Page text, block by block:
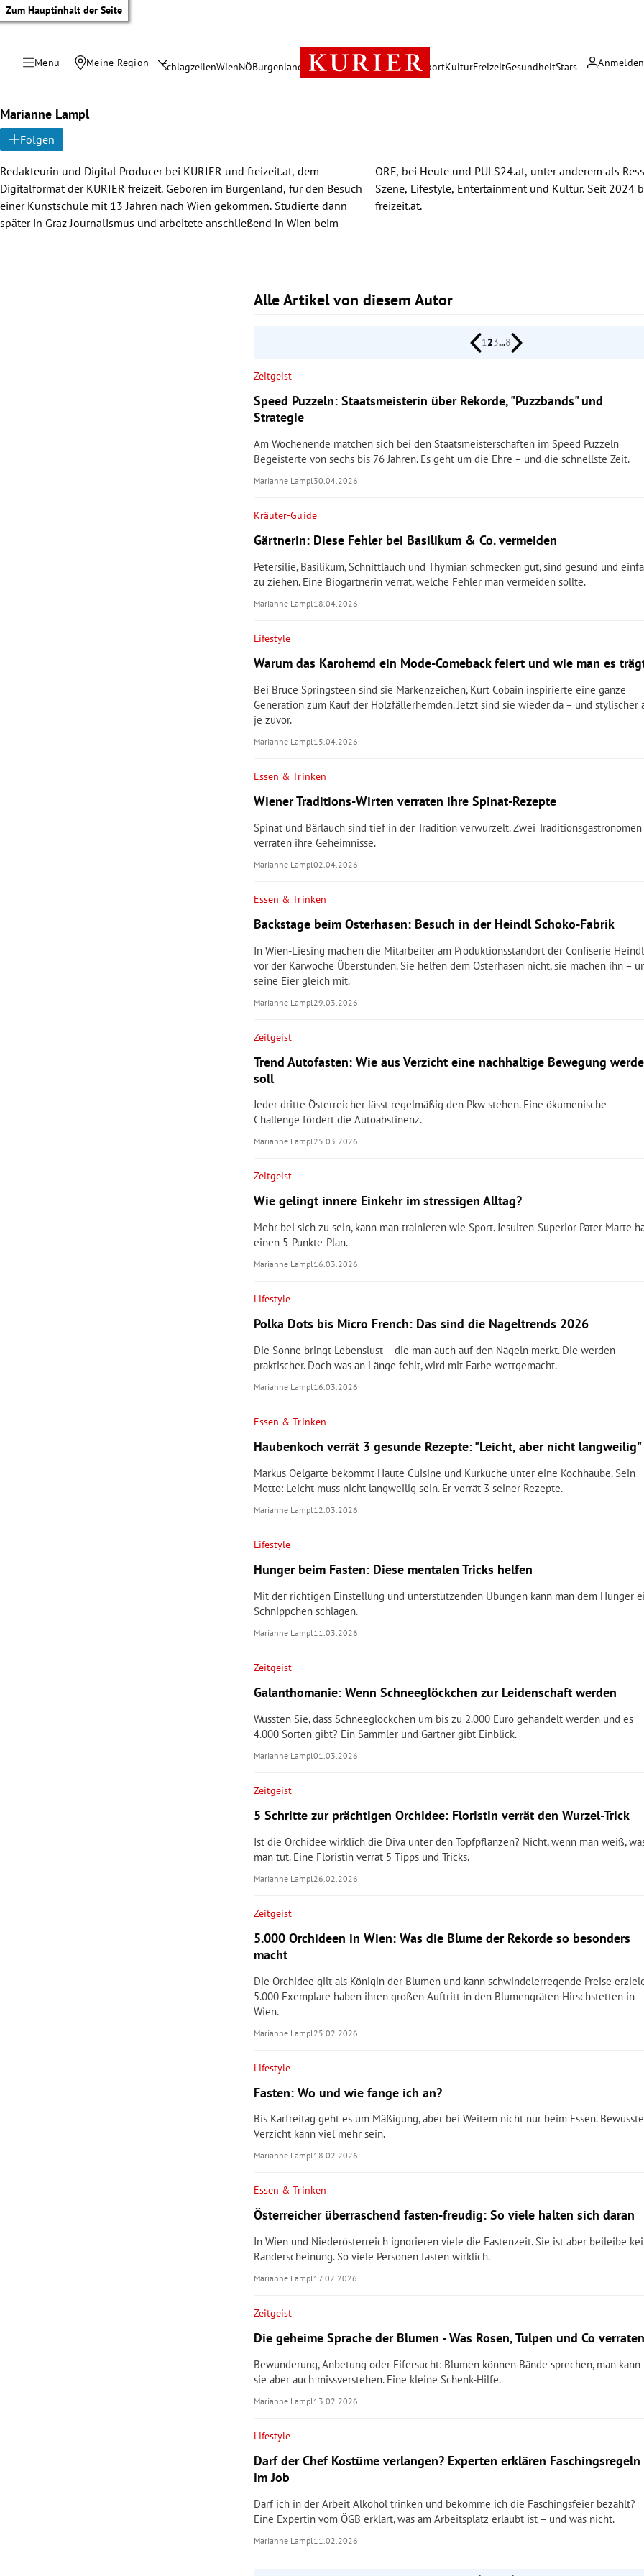
Zum Hauptinhalt der Seite
Menü Meine Region Anmelden
SchlagzeilenWienNÖBurgenland Österreich PolitikWirtschaft SportKulturFreizeitGesundheitStars
Marianne Lampl
Folgen
Redakteurin und Digital Producer bei KURIER und freizeit.at, dem
Digitalformat der KURIER freizeit. Geboren im Burgenland, für den Besuch
einer Kunstschule mit 13 Jahren nach Wien gekommen. Studierte dann
später in Graz Journalismus und arbeitete anschließend in Wien beim
ORF, bei Heute und PULS24.at, unter anderem als Ressortleiterin für
Szene, Lifestyle, Entertainment und Kultur. Seit 2024 bei KURIER und
freizeit.at.
Alle Artikel von diesem Autor
123...8
Zeitgeist
Speed Puzzeln: Staatsmeisterin über Rekorde, "Puzzbands" und
Strategie
Am Wochenende matchen sich bei den Staatsmeisterschaften im Speed Puzzeln
Begeisterte von sechs bis 76 Jahren. Es geht um die Ehre – und die schnellste Zeit.
Marianne Lampl30.04.2026
Kräuter-Guide
Gärtnerin: Diese Fehler bei Basilikum & Co. vermeiden
Petersilie, Basilikum, Schnittlauch und Thymian schmecken gut, sind gesund und
zu ziehen. Eine Biogärtnerin verrät, welche Fehler man vermeiden sollte.
Marianne Lampl 18.04.2026
Lifestyle
Warum das Karohemd ein Mode-Comeback feiert und wie man es
Bei Bruce Springsteen sind sie Markenzeichen, Kurt Cobain inspirierte eine ganze
Generation zum Kauf der Holzfällerhemden. Jetzt sind sie wieder da – und stylischer
je zuvor.
Marianne Lampl 15.04.2026
Essen & Trinken
Wiener Traditions-Wirten verraten ihre Spinat-Rezepte
Spinat und Bärlauch sind tief in der Tradition verwurzelt. Zwei Traditionsgastronomen
verraten ihre Geheimnisse.
Marianne Lampl02.04.2026
Essen & Trinken
Backstage beim Osterhasen: Besuch in der Heindl Schoko-Fabrik
In Wien-Liesing machen die Mitarbeiter am Produktionsstandort der Confiserie Heindl
vor der Karwoche Überstunden. Sie helfen dem Osterhasen nicht, sie machen ihn –
seine Eier gleich mit.
Marianne Lampl 29.03.2026
Zeitgeist
Trend Autofasten: Wie aus Verzicht eine nachhaltige Bewegung
soll
Jeder dritte Österreicher lässt regelmäßig den Pkw stehen. Eine ökumenische
Challenge fördert die Autoabstinenz.
Marianne Lampl25.03.2026
Zeitgeist
Wie gelingt innere Einkehr im stressigen Alltag?
Mehr bei sich zu sein, kann man trainieren wie Sport. Jesuiten-Superior Pater Marte
einen 5-Punkte-Plan.
Marianne Lampl16.03.2026
Lifestyle
Polka Dots bis Micro French: Das sind die Nageltrends 2026
Die Sonne bringt Lebenslust – die man auch auf den Nägeln merkt. Die werden
praktischer. Doch was an Länge fehlt, wird mit Farbe wettgemacht.
Marianne Lampl16.03.2026
Essen & Trinken
Haubenkoch verrät 3 gesunde Rezepte: "Leicht, aber nicht langweilig"
Markus Oelgarte bekommt Haute Cuisine und Kurküche unter eine Kochhaube. Sein
Motto: Leicht muss nicht langweilig sein. Er verrät 3 seiner Rezepte.
Marianne Lampl12.03.2026
Lifestyle
Hunger beim Fasten: Diese mentalen Tricks helfen
Mit der richtigen Einstellung und unterstützenden Übungen kann man dem Hunger
Schnippchen schlagen.
Marianne Lampl 11.03.2026
Zeitgeist
Galanthomanie: Wenn Schneeglöckchen zur Leidenschaft werden
Wussten Sie, dass Schneeglöckchen um bis zu 2.000 Euro gehandelt werden und es
4.000 Sorten gibt? Ein Sammler und Gärtner gibt Einblick.
Marianne Lampl01.03.2026
Zeitgeist
5 Schritte zur prächtigen Orchidee: Floristin verrät den Wurzel-Trick
Ist die Orchidee wirklich die Diva unter den Topfpflanzen? Nicht, wenn man weiß,
man tut. Eine Floristin verrät 5 Tipps und Tricks.
Marianne Lampl 26.02.2026
Zeitgeist
5.000 Orchideen in Wien: Was die Blume der Rekorde so besonders
macht
Die Orchidee gilt als Königin der Blumen und kann schwindelerregende Preise
5.000 Exemplare haben ihren großen Auftritt in den Blumengräten Hirschstetten in
Wien.
Marianne Lampl 25.02.2026
Lifestyle
Fasten: Wo und wie fange ich an?
Bis Karfreitag geht es um Mäßigung, aber bei Weitem nicht nur beim Essen.
Verzicht kann viel mehr sein.
Marianne Lampl18.02.2026
Essen & Trinken
Österreicher überraschend fasten-freudig: So viele halten sich daran
In Wien und Niederösterreich ignorieren viele die Fastenzeit. Sie ist aber beileibe
Randerscheinung. So viele Personen fasten wirklich.
Marianne Lampl17.02.2026
Zeitgeist
Die geheime Sprache der Blumen - Was Rosen, Tulpen und Co
Bewunderung, Anbetung oder Eifersucht: Blumen können Bände sprechen, man kann
sie aber auch missverstehen. Eine kleine Schenk-Hilfe.
Marianne Lampl13.02.2026
Lifestyle
Darf der Chef Kostüme verlangen? Experten erklären Faschingsregeln
im Job
Darf ich in der Arbeit Alkohol trinken und bekomme ich die Faschingsfeier bezahlt?
Eine Expertin vom ÖGB erklärt, was am Arbeitsplatz erlaubt ist – und was nicht.
Marianne Lampl11.02.2026